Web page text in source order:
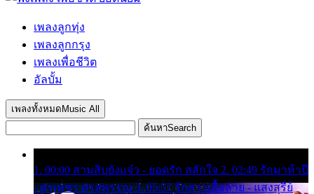
เพลงลูกทุ่ง
เพลงลูกกรุง
เพลงเพื่อชีวิต
อัลบั้ม
เพลงทั้งหมด Music All
ค้นหาSearch
1. 00:00 สามสิบยังแจ๋ว - ยอดรัก สลักใจ 2. 02:49 รักมาห้าปี
- ศรเพชร ศรสุพรรณ 3. 05:57 รักสาวเสื้อลาย - แสงสุรีย์